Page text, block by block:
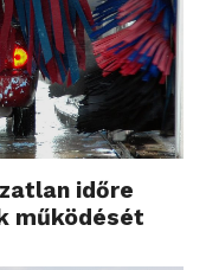
időre
működését